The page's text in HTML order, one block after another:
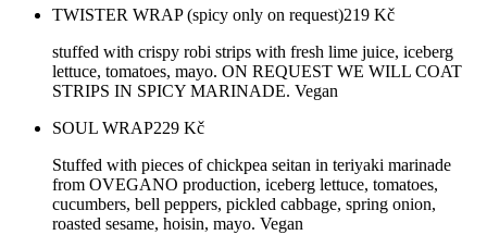
TWISTER WRAP (spicy only on request)219 Kč
stuffed with crispy robi strips with fresh lime juice, iceberg
lettuce, tomatoes, mayo. ON REQUEST WE WILL COAT
STRIPS IN SPICY MARINADE. Vegan
SOUL WRAP229 Kč
Stuffed with pieces of chickpea seitan in teriyaki marinade
from OVEGANO production, iceberg lettuce, tomatoes,
cucumbers, bell peppers, pickled cabbage, spring onion,
roasted sesame, hoisin, mayo. Vegan